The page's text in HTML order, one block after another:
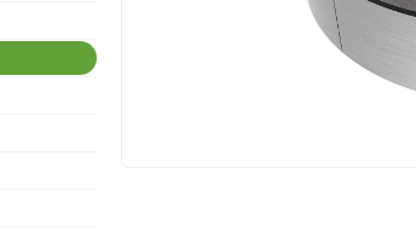
Загрузить файл